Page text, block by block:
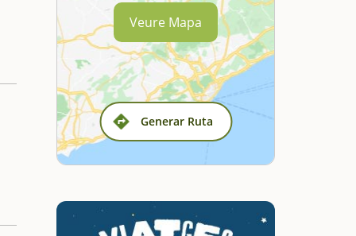
Generar Ruta
Veure Mapa